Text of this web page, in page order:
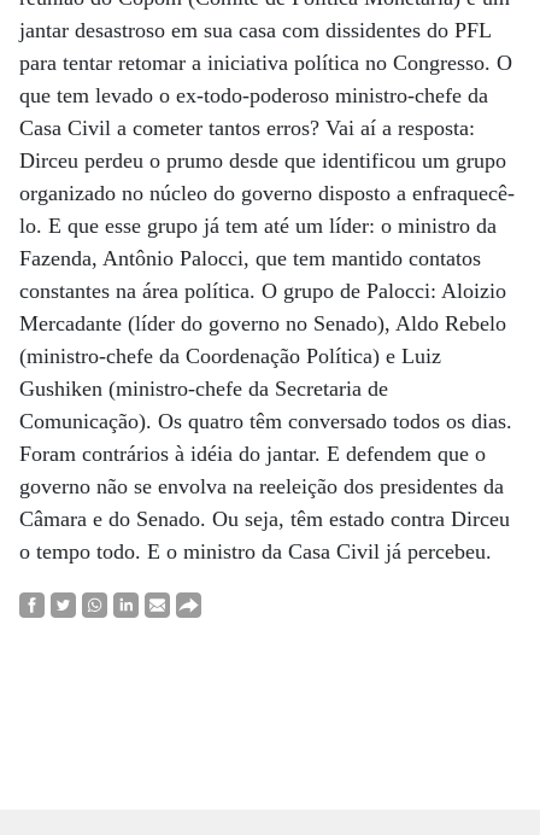
jantar desastroso em sua casa com dissidentes do PFL
para tentar retomar a iniciativa política no Congresso. O
que tem levado o ex-todo-poderoso ministro-chefe da
Casa Civil a cometer tantos erros? Vai aí a resposta:
Dirceu perdeu o prumo desde que identificou um grupo
organizado no núcleo do governo disposto a enfraquecê-
lo. E que esse grupo já tem até um líder: o ministro da
Fazenda, Antônio Palocci, que tem mantido contatos
constantes na área política. O grupo de Palocci: Aloizio
Mercadante (líder do governo no Senado), Aldo Rebelo
(ministro-chefe da Coordenação Política) e Luiz
Gushiken (ministro-chefe da Secretaria de
Comunicação). Os quatro têm conversado todos os dias.
Foram contrários à idéia do jantar. E defendem que o
governo não se envolva na reeleição dos presidentes da
Câmara e do Senado. Ou seja, têm estado contra Dirceu
o tempo todo. E o ministro da Casa Civil já percebeu.